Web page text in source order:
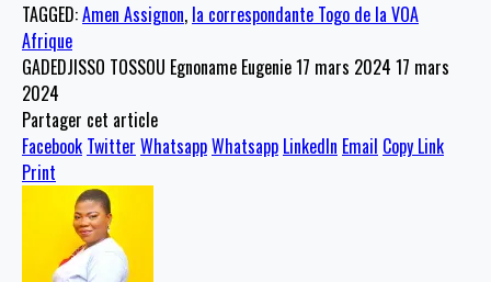
TAGGED:Amen Assignon, la correspondante Togo de la VOA
Afrique
GADEDJISSO TOSSOU Egnoname Eugenie17 mars 2024 17 mars
2024
Partager cet article
Facebook Twitter WhatsappWhatsapp LinkedIn Email Copy Link
Print